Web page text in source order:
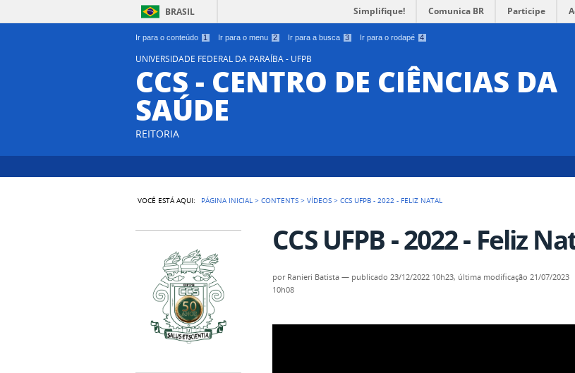
Ir para o conteúdo 1 Ir para o menu 2 Ir para a busca 3 Ir para o rodapé 4
BRASIL Simplifique! Comunica BR Participe
UNIVERSIDADE FEDERAL DA PARAÍBA - UFPB
CCS - CENTRO DE CIÊNCIAS DA
SAÚDE
REITORIA
VOCÊ ESTÁ AQUI: PÁGINA INICIAL >CONTENTS >VÍDEOS >CCS UFPB - 2022 - FELIZ NATAL
CCS UFPB - 2022 - Feliz
por Ranieri Batista — publicado 23/12/2022 10h23, última modificação 21/07/2023
10h08